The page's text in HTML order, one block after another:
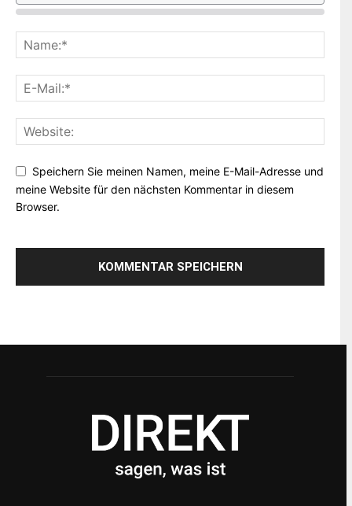
Speichern Sie meinen Namen, meine E-Mail-Adresse und
meine Website für den nächsten Kommentar in diesem
Browser.